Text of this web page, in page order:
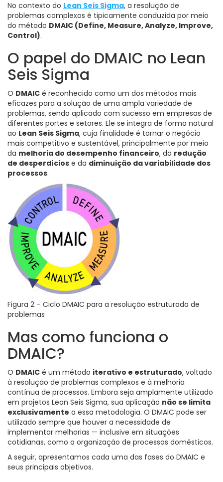
No contexto do Lean Seis Sigma, a resolução de
problemas complexos é tipicamente conduzida por meio
do método DMAIC (Define, Measure, Analyze, Improve,
Control).
O papel do DMAIC no Lean
Seis Sigma
O DMAIC é reconhecido como um dos métodos mais
eficazes para a solução de uma ampla variedade de
problemas, sendo aplicado com sucesso em empresas de
diferentes portes e setores. Ele se integra de forma natural
ao Lean Seis Sigma, cuja finalidade é tornar o negócio
mais competitivo e sustentável, principalmente por meio
da melhoria do desempenho financeiro, da redução
de desperdícios e da diminuição da variabilidade dos
processos.
Figura 2 – Ciclo DMAIC para a resolução estruturada de
problemas
Mas como funciona o
DMAIC?
O DMAIC é um método iterativo e estruturado, voltado
à resolução de problemas complexos e à melhoria
contínua de processos. Embora seja amplamente utilizado
em projetos Lean Seis Sigma, sua aplicação não se limita
exclusivamente a essa metodologia. O DMAIC pode ser
utilizado sempre que houver a necessidade de
implementar melhorias — inclusive em situações
cotidianas, como a organização de processos domésticos.
A seguir, apresentamos cada uma das fases do DMAIC e
seus principais objetivos.